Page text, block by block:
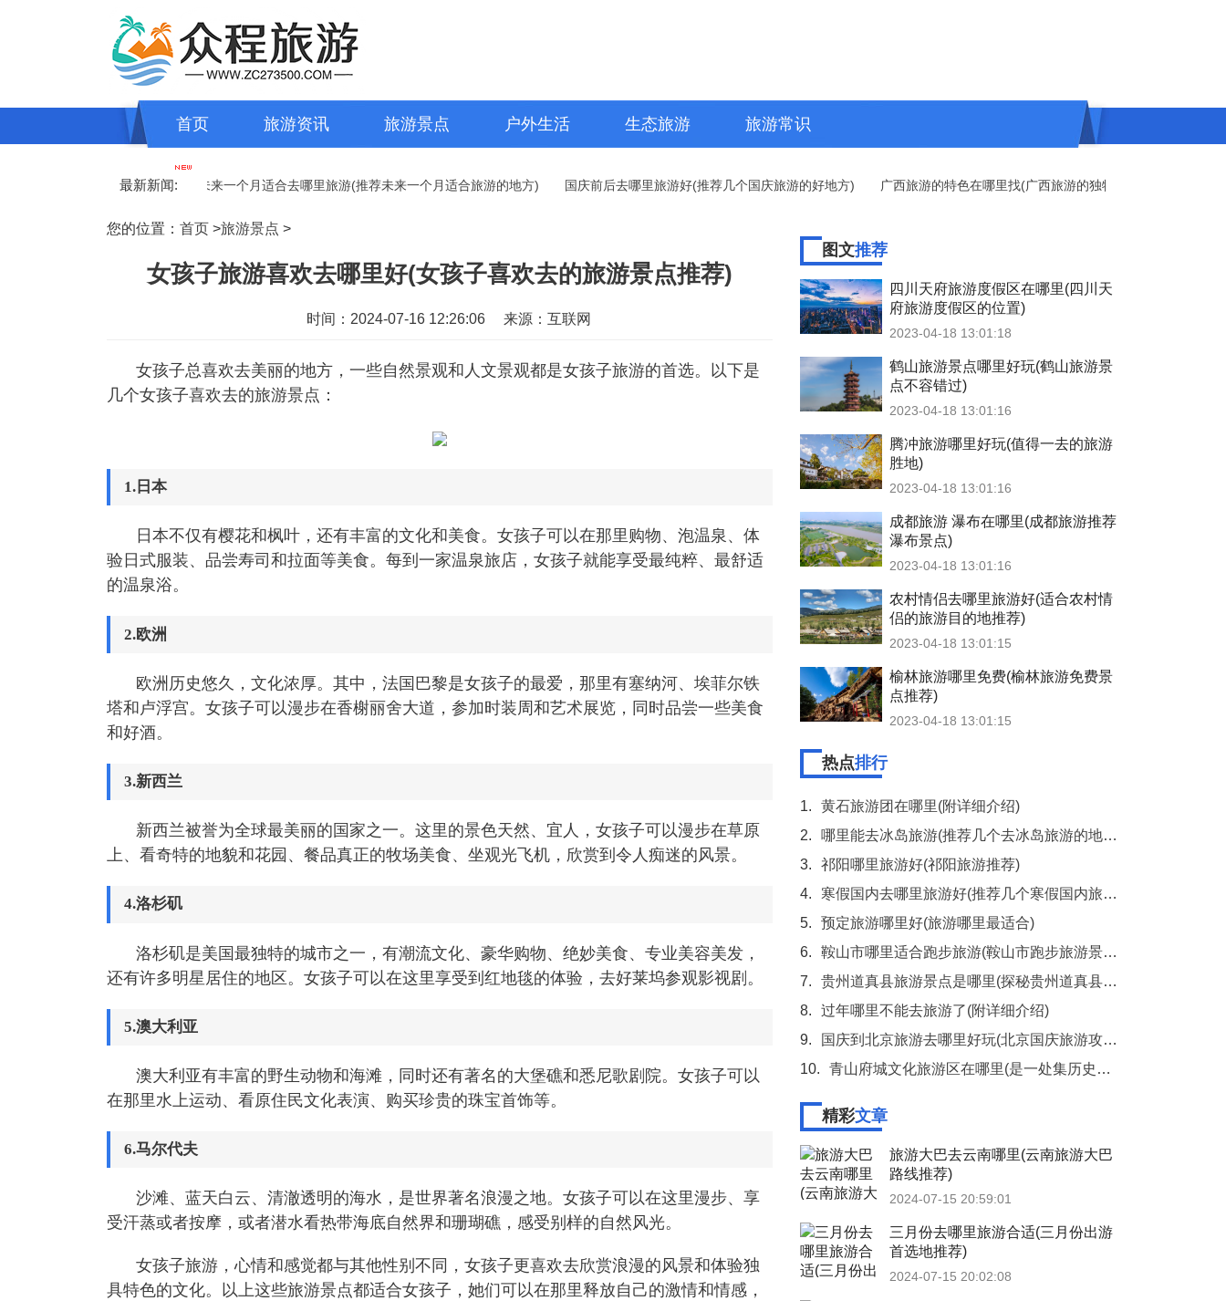
首页 旅游资讯 旅游景点 户外生活 生态旅游 旅游常识
最新新闻:
(萍乡小孩旅游最佳去处) 未来一个月适合去哪里旅游(推荐未来一个月适合旅游的地方) 国庆前后去哪里旅游好(推荐几个国庆旅游的好地方) 广西旅游的特色在哪里找(广西旅游的独特特色)
您的位置： 首页 >旅游景点 >
女孩子旅游喜欢去哪里好(女孩子喜欢去的旅游景点推荐)
时间：2024-07-16 12:26:06 来源：互联网
女孩子总喜欢去美丽的地方，一些自然景观和人文景观都是女孩子旅游的首选。以下是
几个女孩子喜欢去的旅游景点：
1.日本
日本不仅有樱花和枫叶，还有丰富的文化和美食。女孩子可以在那里购物、泡温泉、体
验日式服装、品尝寿司和拉面等美食。每到一家温泉旅店，女孩子就能享受最纯粹、最舒适
的温泉浴。
2.欧洲
欧洲历史悠久，文化浓厚。其中，法国巴黎是女孩子的最爱，那里有塞纳河、埃菲尔铁
塔和卢浮宫。女孩子可以漫步在香榭丽舍大道，参加时装周和艺术展览，同时品尝一些美食
和好酒。
3.新西兰
新西兰被誉为全球最美丽的国家之一。这里的景色天然、宜人，女孩子可以漫步在草原
上、看奇特的地貌和花园、餐品真正的牧场美食、坐观光飞机，欣赏到令人痴迷的风景。
4.洛杉矶
洛杉矶是美国最独特的城市之一，有潮流文化、豪华购物、绝妙美食、专业美容美发，
还有许多明星居住的地区。女孩子可以在这里享受到红地毯的体验，去好莱坞参观影视剧。
5.澳大利亚
澳大利亚有丰富的野生动物和海滩，同时还有著名的大堡礁和悉尼歌剧院。女孩子可以
在那里水上运动、看原住民文化表演、购买珍贵的珠宝首饰等。
6.马尔代夫
沙滩、蓝天白云、清澈透明的海水，是世界著名浪漫之地。女孩子可以在这里漫步、享
受汗蒸或者按摩，或者潜水看热带海底自然界和珊瑚礁，感受别样的自然风光。
女孩子旅游，心情和感觉都与其他性别不同，女孩子更喜欢去欣赏浪漫的风景和体验独
具特色的文化。以上这些旅游景点都适合女孩子，她们可以在那里释放自己的激情和情感，
图文推荐
四川天府旅游度假区在哪里(四川天
府旅游度假区的位置)
2023-04-18 13:01:18
鹤山旅游景点哪里好玩(鹤山旅游景
点不容错过)
2023-04-18 13:01:16
腾冲旅游哪里好玩(值得一去的旅游
胜地)
2023-04-18 13:01:16
成都旅游 瀑布在哪里(成都旅游推荐
瀑布景点)
2023-04-18 13:01:16
农村情侣去哪里旅游好(适合农村情
侣的旅游目的地推荐)
2023-04-18 13:01:15
榆林旅游哪里免费(榆林旅游免费景
点推荐)
2023-04-18 13:01:15
热点排行
1.
黄石旅游团在哪里(附详细介绍)
2.
哪里能去冰岛旅游(推荐几个去冰岛旅游的地方)
3.
祁阳哪里旅游好(祁阳旅游推荐)
4.
寒假国内去哪里旅游好(推荐几个寒假国内旅游的热门地点)
5.
预定旅游哪里好(旅游哪里最适合)
6.
鞍山市哪里适合跑步旅游(鞍山市跑步旅游景点推荐)
7.
贵州道真县旅游景点是哪里(探秘贵州道真县的旅游景点)
8.
过年哪里不能去旅游了(附详细介绍)
9.
国庆到北京旅游去哪里好玩(北京国庆旅游攻略)
10.
青山府城文化旅游区在哪里(是一处集历史文化美食购物和游乐为一体的旅游胜地)
精彩文章
旅游大巴去云南哪里(云南旅游大巴
路线推荐)
2024-07-15 20:59:01
三月份去哪里旅游合适(三月份出游
首选地推荐)
2024-07-15 20:02:08